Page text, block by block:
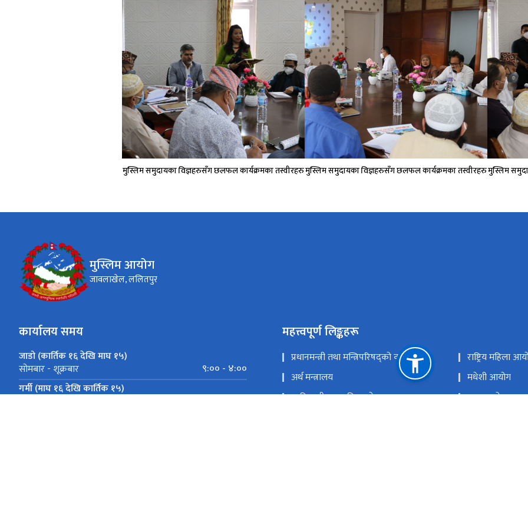
मुस्लिम समुदायका विज्ञहरुसँग छलफल कार्यक्रमका तस्वीरहरुमुस्लिम समुदायका विज्ञहरुसँग छलफल कार्यक्रमका तस्वीरहरुमुस्लिम
मुस्लिम आयोग
जावलाखेल, ललितपुर
कार्यालय समय
जाडो (कार्तिक १६ देखि माघ १५)
सोमबार - शूक्रबार
९:०० - ४:००
गर्मी (माघ १६ देखि कार्तिक १५)
महत्त्वपूर्ण लिङ्कहरू
प्रधानमन्त्री तथा मन्त्रिपरिषद्को कार्यालय
राष्ट्रिय महिला
अर्थ मन्त्रालय
मधेशी आयोग
आदिवासी जनजाति आयोग
थारु आयोग